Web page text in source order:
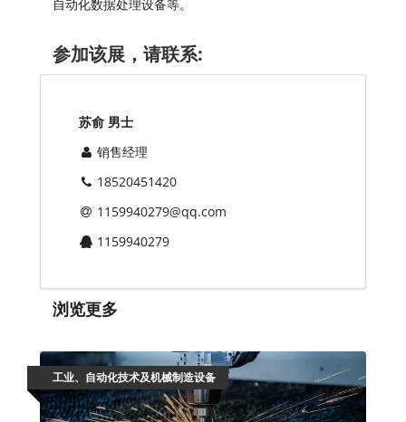
自动化数据处理设备等。
参加该展，请联系:
苏俞 男士
销售经理
18520451420
1159940279@qq.com
1159940279
浏览更多
工业、自动化技术及机械制造设备